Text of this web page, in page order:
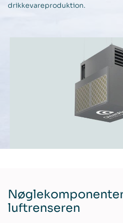
drikkevareproduktion.
luftrenseren